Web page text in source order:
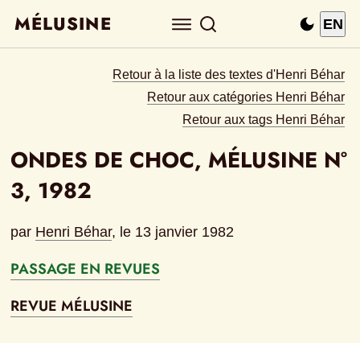
MÉLUSINE EN
Retour à la liste des textes d'Henri Béhar
Retour aux catégories Henri Béhar
Retour aux tags Henri Béhar
ONDES DE CHOC, MÉLUSINE N°
3, 1982
par Henri Béhar, le 13 janvier 1982
PASSAGE EN REVUES
REVUE MÉLUSINE